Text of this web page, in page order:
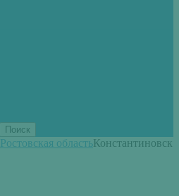
Ростовская областьКонстантиновск